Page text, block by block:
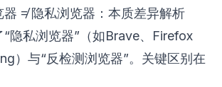
≠ 隐私浏览器：本质差异解析
隐私浏览器”（如Brave、Firefox
）与“反检测浏览器”。关键区别在